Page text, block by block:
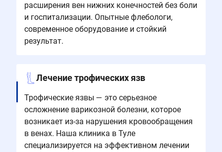
расширения вен нижних конечностей без боли
и госпитализации. Опытные флебологи,
современное оборудование и стойкий
результат.
Лечение трофических язв
Трофические язвы — это серьезное
осложнение варикозной болезни, которое
возникает из-за нарушения кровообращения
в венах. Наша клиника в Туле
специализируется на эффективном лечении